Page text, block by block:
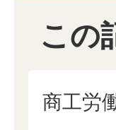
この
商工労